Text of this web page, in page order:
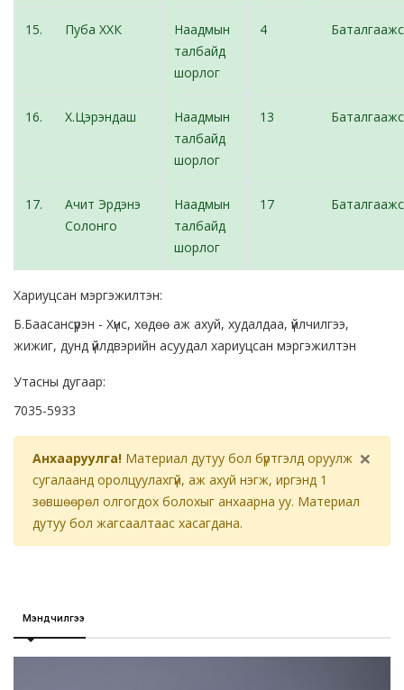
15. Пуба ХХК
Наадмын
талбайд
шорлог
4
16. Х.Цэрэндаш
Наадмын
талбайд
шорлог
13
17.
Ачит Эрдэнэ
Солонго
Наадмын
талбайд
шорлог
17
Хариуцсан мэргэжилтэн:
Б.Баасансүрэн - Хүнс, хөдөө аж ахуй, худалдаа, үйлчилгээ,
жижиг, дунд үйлдвэрийн асуудал хариуцсан мэргэжилтэн
Утасны дугаар:
7035-5933
×
Анхааруулга! Материал дутуу бол бүртгэлд оруулж
сугалаанд оролцуулахгүй, аж ахуй нэгж, иргэнд 1
зөвшөөрөл олгогдох болохыг анхаарна уу. Материал
дутуу бол жагсаалтаас хасагдана.
Мэндчилгээ